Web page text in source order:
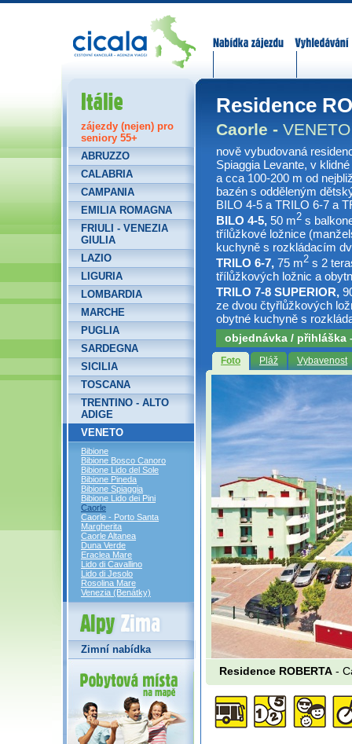
Residence
Caorle - VENETO
nově vybudovaná
Spiaggia Levante, v
a cca 100-200 m od
bazén s odděleným
BILO 4-5 a TRILO 6-7 a
BILO 4-5, 50 m2 s
třílůžkové ložnice
kuchyně s rozkládacím
TRILO 6-7, 75 m2 s 2
třílůžkových ložnic a
TRILO 7-8 SUPERIOR,
ze dvou čtyřlůžkových
obytné kuchyně s
objednávka / přihláška
Foto Pláž Vybavenost
Residence ROBERTA -
Itálie
zájezdy (nejen) pro
seniory 55+
ABRUZZO
CALABRIA
CAMPANIA
EMILIA ROMAGNA
FRIULI - VENEZIA
GIULIA
LAZIO
LIGURIA
LOMBARDIA
MARCHE
PUGLIA
SARDEGNA
SICILIA
TOSCANA
TRENTINO - ALTO
ADIGE
VENETO
Bibione
Bibione Bosco Canoro
Bibione Lido del Sole
Bibione Pineda
Bibione Spiaggia
Bibione Lido dei Pini
Caorle
Caorle - Porto Santa
Margherita
Caorle Altanea
Duna Verde
Eraclea Mare
Lido di Cavallino
Lido di Jesolo
Rosolina Mare
Venezia (Benátky)
Alpy Zima
Zimní nabídka